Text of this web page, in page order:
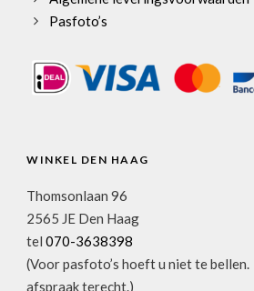
Pasfoto’s
WINKEL DEN HAAG
Thomsonlaan 96
2565 JE Den Haag
tel 070-3638398
(Voor pasfoto’s hoeft u niet te
afspraak terecht.)